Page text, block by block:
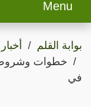
Menu
بوابة القلم
خطوات وشروط
في